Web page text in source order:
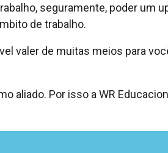
seguramente, poder um
de trabalho.
valer de muitas meios para
aliado. Por isso a WR